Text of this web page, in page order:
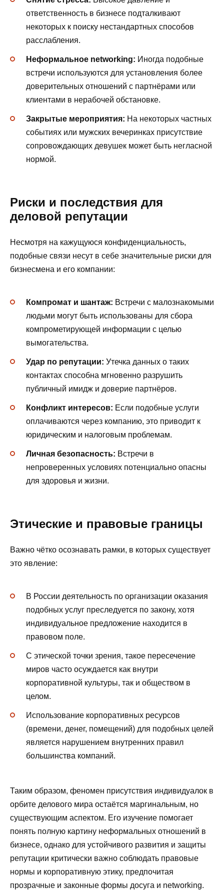
ответственность в бизнесе подталкивают
некоторых к поиску нестандартных способов
расслабления.
Неформальное networking: Иногда подобные
встречи используются для установления более
доверительных отношений с партнёрами или
клиентами в нерабочей обстановке.
Закрытые мероприятия: На некоторых частных
событиях или мужских вечеринках присутствие
сопровождающих девушек может быть негласной
нормой.
Риски и последствия для
деловой репутации
Несмотря на кажущуюся конфиденциальность,
подобные связи несут в себе значительные риски для
бизнесмена и его компании:
Компромат и шантаж: Встречи с малознакомыми
людьми могут быть использованы для сбора
компрометирующей информации с целью
вымогательства.
Удар по репутации: Утечка данных о таких
контактах способна мгновенно разрушить
публичный имидж и доверие партнёров.
Конфликт интересов: Если подобные услуги
оплачиваются через компанию, это приводит к
юридическим и налоговым проблемам.
Личная безопасность: Встречи в
непроверенных условиях потенциально опасны
для здоровья и жизни.
Этические и правовые границы
Важно чётко осознавать рамки, в которых существует
это явление:
В России деятельность по организации оказания
подобных услуг преследуется по закону, хотя
индивидуальное предложение находится в
правовом поле.
С этической точки зрения, такое пересечение
миров часто осуждается как внутри
корпоративной культуры, так и обществом в
целом.
Использование корпоративных ресурсов
(времени, денег, помещений) для подобных целей
является нарушением внутренних правил
большинства компаний.
Таким образом, феномен присутствия индивидуалок в
орбите делового мира остаётся маргинальным, но
существующим аспектом. Его изучение помогает
понять полную картину неформальных отношений в
бизнесе, однако для устойчивого развития и защиты
репутации критически важно соблюдать правовые
нормы и корпоративную этику, предпочитая
прозрачные и законные формы досуга и networking.